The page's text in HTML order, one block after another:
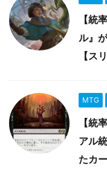
【統
ル』
【ス
MTG
【統
アル
たカ